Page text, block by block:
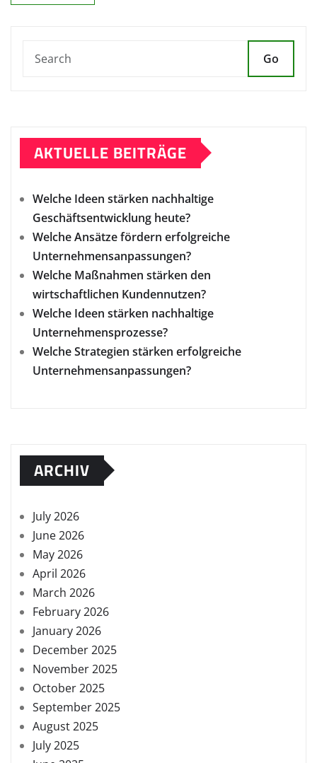
Go
AKTUELLE BEITRÄGE
Welche Ideen stärken nachhaltige
Geschäftsentwicklung heute?
Welche Ansätze fördern erfolgreiche
Unternehmensanpassungen?
Welche Maßnahmen stärken den
wirtschaftlichen Kundennutzen?
Welche Ideen stärken nachhaltige
Unternehmensprozesse?
Welche Strategien stärken erfolgreiche
Unternehmensanpassungen?
ARCHIV
July 2026
June 2026
May 2026
April 2026
March 2026
February 2026
January 2026
December 2025
November 2025
October 2025
September 2025
August 2025
July 2025